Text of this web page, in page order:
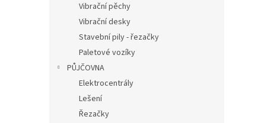
Vibrační pěchy
Vibrační desky
Stavební pily - řezačky
Paletové vozíky
PŮJČOVNA
Elektrocentrály
Lešení
Řezačky